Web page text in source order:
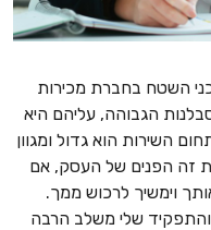
השטח בחברת מכירות
הגבוהה, עליהם היא
השירות הוא גדול ומגוון
זה הפנים של העסק, אם
וימשיך לרכוש ממך.
והתפקיד שלי משלב הרבה